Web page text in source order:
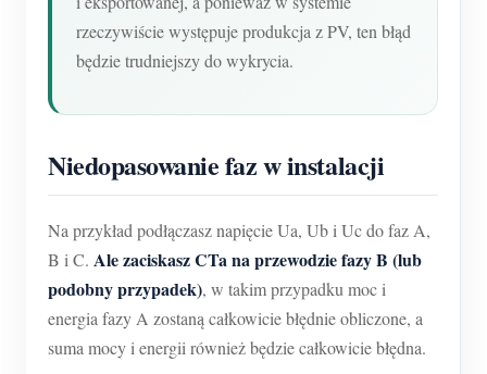
rzeczywiście występuje produkcja z PV, ten błąd
będzie trudniejszy do wykrycia.
Niedopasowanie faz w instalacji
Na przykład podłączasz napięcie Ua, Ub i Uc do faz A,
B i C. Ale zaciskasz CTa na przewodzie fazy B (lub
podobny przypadek), w takim przypadku moc i
energia fazy A zostaną całkowicie błędnie obliczone, a
suma mocy i energii również będzie całkowicie błędna.